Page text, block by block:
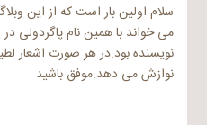
سلام اولین بار است که از این
می خواند با همین نام پاگردولی
نویسنده بود.در هر صورت اشعار
نوازش می دهد.موفق باشید